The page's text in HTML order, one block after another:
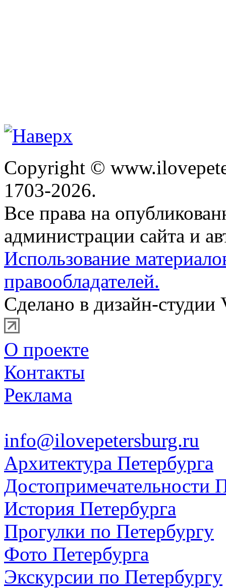
Copyright ©
1703-2026.
Все права на
администрации сайта и
Использование
правообладателей.
Сделано в дизайн-студии
О проекте
Контакты
Реклама
info@ilovepetersburg.ru
Архитектура Петербурга
Достопримечательности
История Петербурга
Прогулки по Петербургу
Фото Петербурга
Экскурсии по Петербургу